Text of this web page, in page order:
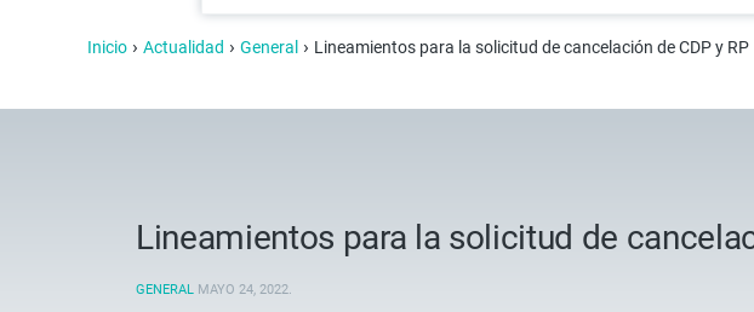
Inicio › Actualidad › General › Lineamientos para la solicitud de cancelación de CDP y RP
Lineamientos para la solicitud de
GENERAL MAYO 24, 2022.